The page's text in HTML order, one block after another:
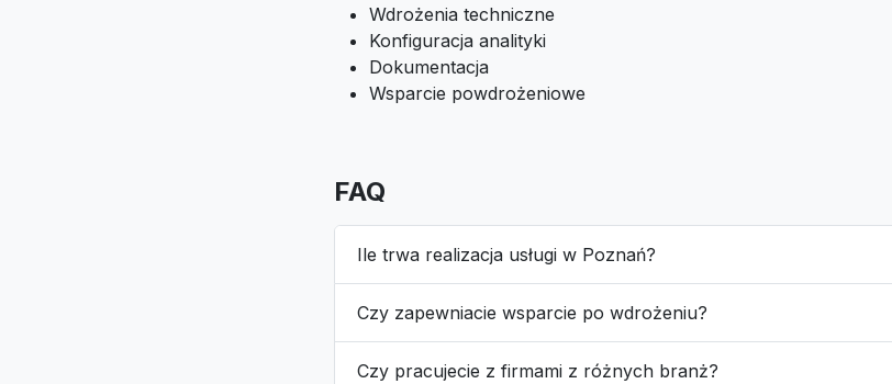
Wdrożenia techniczne
Konfiguracja analityki
Dokumentacja
Wsparcie powdrożeniowe
FAQ
Ile trwa realizacja usługi w Poznań?
Czy zapewniacie wsparcie po wdrożeniu?
Czy pracujecie z firmami z różnych branż?